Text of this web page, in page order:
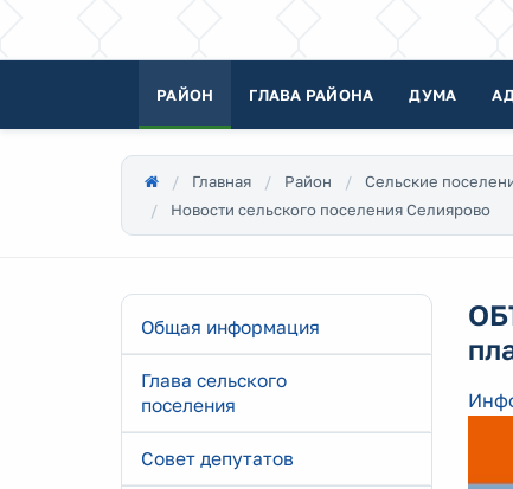
РАЙОН ГЛАВА РАЙОНА ДУМА
Главная Район Сельские
Новости сельского поселения Селиярово
Общая информация
Глава сельского
поселения
Совет депутатов